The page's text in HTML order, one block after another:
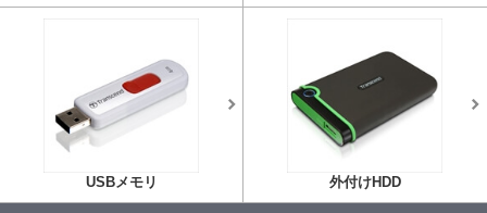
USBメモリ 外付けHDD